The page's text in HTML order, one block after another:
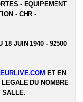
- EQUIPEMENT
- CHR -
18 JUIN 1940 - 92500
ET EN
DU NOMBRE
SALLE.